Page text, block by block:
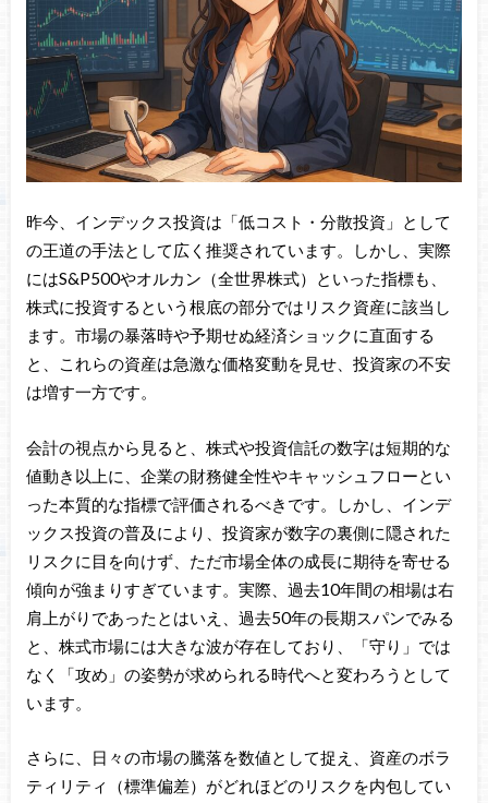
昨今、インデックス投資は「低コスト・分散投資」として
の王道の手法として広く推奨されています。しかし、実際
にはS&P500やオルカン（全世界株式）といった指標も、
株式に投資するという根底の部分ではリスク資産に該当し
ます。市場の暴落時や予期せぬ経済ショックに直面する
と、これらの資産は急激な価格変動を見せ、投資家の不安
は増す一方です。
会計の視点から見ると、株式や投資信託の数字は短期的な
値動き以上に、企業の財務健全性やキャッシュフローとい
った本質的な指標で評価されるべきです。しかし、インデ
ックス投資の普及により、投資家が数字の裏側に隠された
リスクに目を向けず、ただ市場全体の成長に期待を寄せる
傾向が強まりすぎています。実際、過去10年間の相場は右
肩上がりであったとはいえ、過去50年の長期スパンでみる
と、株式市場には大きな波が存在しており、「守り」では
なく「攻め」の姿勢が求められる時代へと変わろうとして
います。
さらに、日々の市場の騰落を数値として捉え、資産のボラ
ティリティ（標準偏差）がどれほどのリスクを内包してい